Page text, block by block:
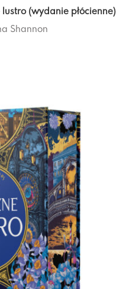
(wydanie płócienne)
Shannon